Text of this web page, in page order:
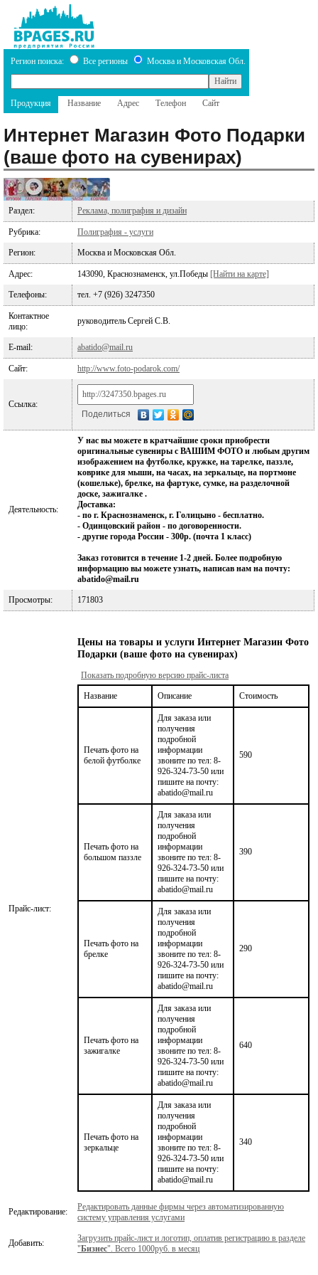
Регион поиска: Все регионы Москва и Московская Обл.
Продукция Название Адрес Телефон Сайт
Интернет Магазин Фото Подарки
(ваше фото на сувенирах)
Раздел: Реклама, полиграфия и дизайн
Рубрика: Полиграфия - услуги
Регион: Москва и Московская Обл.
Адрес: 143090, Краснознаменск, ул.Победы [Найти на карте]
Телефоны: тел. +7 (926) 3247350
Контактное
лицо:
руководитель Сергей С.В.
E-mail: abatido@mail.ru
Сайт: http://www.foto-podarok.com/
Ссылка:
Поделиться
Деятельность:
У нас вы можете в кратчайшие сроки приобрести
оригинальные сувениры с ВАШИМ ФОТО и любым другим
изображением на футболке, кружке, на тарелке, паззле,
коврике для мыши, на часах, на зеркальце, на портмоне
(кошельке), брелке, на фартуке, сумке, на разделочной
доске, зажигалке .
Доставка:
- по г. Краснознаменск, г. Голицыно - бесплатно.
- Одинцовский район - по договоренности.
- другие города России - 300р. (почта 1 класс)
Заказ готовится в течение 1-2 дней. Более подробную
информацию вы можете узнать, написав нам на почту:
abatido@mail.ru
Просмотры: 171803
Прайс-лист:
Цены на товары и услуги Интернет Магазин Фото
Подарки (ваше фото на сувенирах)
Показать подробную версию прайс-листа
Название Описание Стоимость
Печать фото на
белой футболке
Для заказа или
получения
подробной
информации
звоните по тел: 8-
926-324-73-50 или
пишите на почту:
abatido@mail.ru
590
Печать фото на
большом паззле
Для заказа или
получения
подробной
информации
звоните по тел: 8-
926-324-73-50 или
пишите на почту:
abatido@mail.ru
390
Печать фото на
брелке
Для заказа или
получения
подробной
информации
звоните по тел: 8-
926-324-73-50 или
пишите на почту:
abatido@mail.ru
290
Печать фото на
зажигалке
Для заказа или
получения
подробной
информации
звоните по тел: 8-
926-324-73-50 или
пишите на почту:
abatido@mail.ru
640
Печать фото на
зеркальце
Для заказа или
получения
подробной
информации
звоните по тел: 8-
926-324-73-50 или
пишите на почту:
abatido@mail.ru
340
Редактирование:
Редактировать данные фирмы через автоматизированную
систему управления услугами
Добавить:
Загрузить прайс-лист и логотип, оплатив регистрацию в разделе
"Бизнес". Всего 1000руб. в месяц